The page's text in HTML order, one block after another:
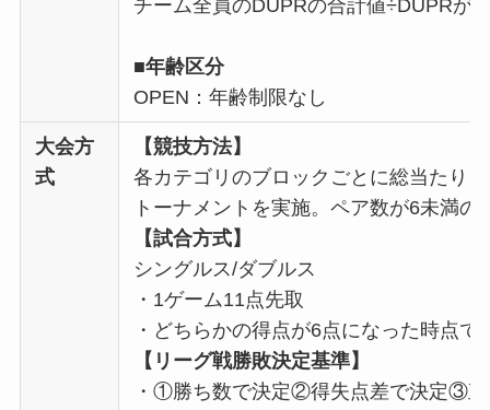
チーム全員のDUPRの合計値÷DUPRが
■年齢区分
OPEN：年齢制限なし
大会方
式
【競技方法】
各カテゴリのブロックごとに総当たり
トーナメントを実施。ペア数が6未満
【試合方式】
シングルス/ダブルス
・1ゲーム11点先取
・どちらかの得点が6点になった時点で
【リーグ戦勝敗決定基準】
・①勝ち数で決定②得失点差で決定③直